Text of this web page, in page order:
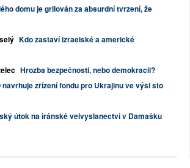
domu je grilován za absurdní tvrzení, že
Kdo zastaví izraelské a americké
Hrozba bezpečnosti, nebo demokracii?
navrhuje zřízení fondu pro Ukrajinu ve výši sto
útok na íránské velvyslanectví v Damašku